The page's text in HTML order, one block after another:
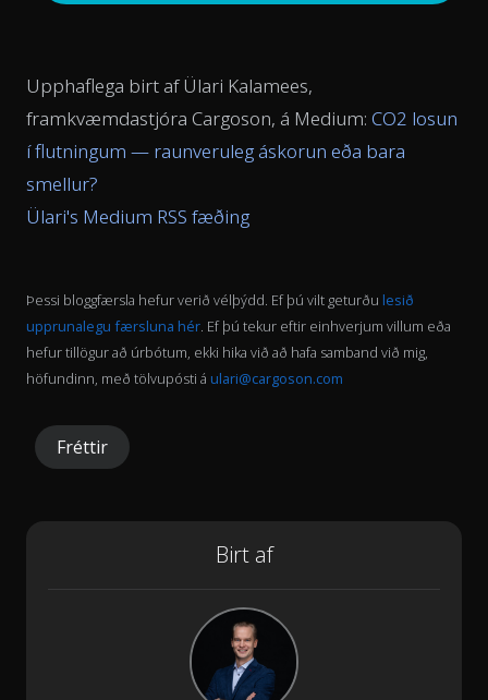
Upphaflega birt af Ülari Kalamees,
framkvæmdastjóra Cargoson, á Medium: CO2 losun
í flutningum — raunveruleg áskorun eða bara
smellur?
Ülari's Medium RSS fæðing
Þessi bloggfærsla hefur verið vélþýdd. Ef þú vilt geturðu lesið
upprunalegu færsluna hér. Ef þú tekur eftir einhverjum villum eða
hefur tillögur að úrbótum, ekki hika við að hafa samband við mig,
höfundinn, með tölvupósti á ulari@cargoson.com
Fréttir
Birt af